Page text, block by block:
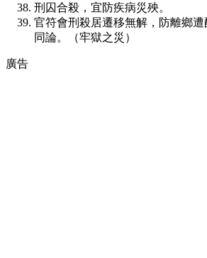
刑囚合殺，宜防疾病災殃。
官符會刑殺居遷移無解，防離鄉
同論。（牢獄之災）
廣告